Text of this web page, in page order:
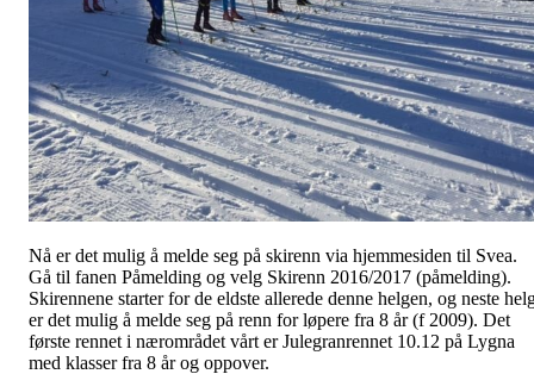
Nå er det mulig å melde seg på skirenn via hjemmesiden til Svea.
Gå til fanen Påmelding og velg Skirenn 2016/2017 (påmelding).
Skirennene starter for de eldste allerede denne helgen, og neste
er det mulig å melde seg på renn for løpere fra 8 år (f 2009). Det
første rennet i nærområdet vårt er Julegranrennet 10.12 på Lygna
med klasser fra 8 år og oppover.